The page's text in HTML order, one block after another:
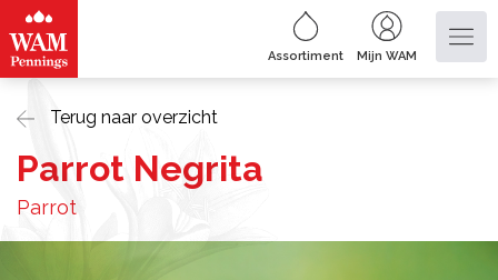
Assortiment Mijn WAM
Terug naar overzicht
Parrot Negrita
Parrot